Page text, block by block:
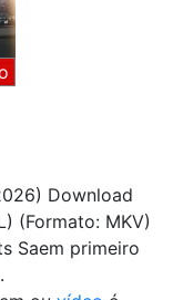
Download
(Formato: MKV)
Saem primeiro